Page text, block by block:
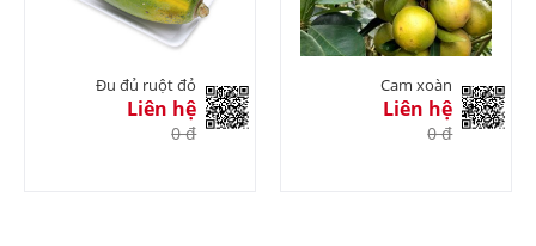
Đu đủ ruột đỏ
Liên hệ
0 đ
Cam xoàn
Liên hệ
0 đ